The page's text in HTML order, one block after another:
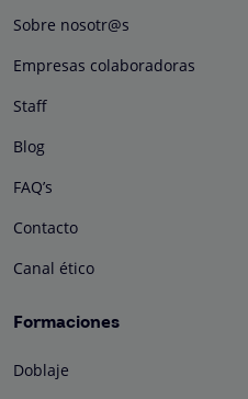
Sobre nosotr@s
Empresas colaboradoras
Staff
Blog
FAQ’s
Contacto
Canal ético
Formaciones
Doblaje